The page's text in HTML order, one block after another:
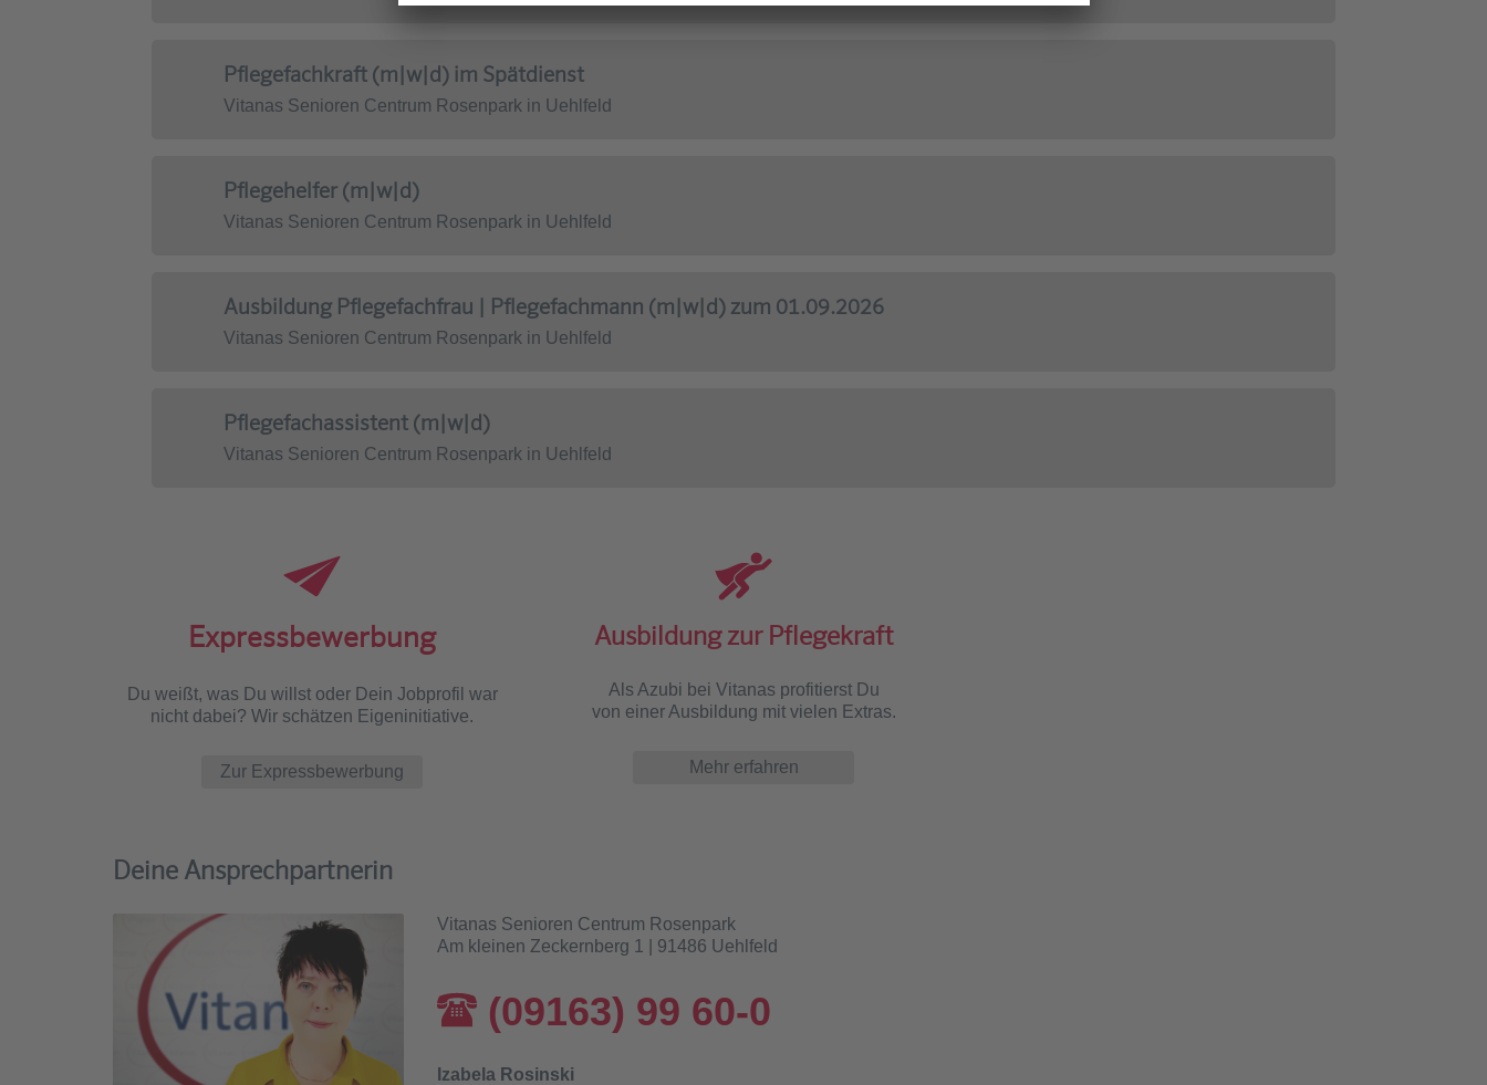
Pflegefachkraft (m|w|d) im Spätdienst
Vitanas Senioren Centrum Rosenpark in Uehlfeld
Pflegehelfer (m|w|d)
Vitanas Senioren Centrum Rosenpark in Uehlfeld
Ausbildung Pflegefachfrau | Pflegefachmann (m|w|d) zum 01.09.2026
Vitanas Senioren Centrum Rosenpark in Uehlfeld
Pflegefachassistent (m|w|d)
Vitanas Senioren Centrum Rosenpark in Uehlfeld
Expressbewerbung
Du weißt, was Du willst oder Dein Jobprofil war
nicht dabei? Wir schätzen Eigeninitiative.
Zur Expressbewerbung
Ausbildung zur Pflegekraft
Als Azubi bei Vitanas profitierst Du
von einer Ausbildung mit vielen Extras.
Mehr erfahren
Deine Ansprechpartnerin
Vitanas Senioren Centrum Rosenpark
Am kleinen Zeckernberg 1 | 91486 Uehlfeld
(09163) 99 60-0
Izabela Rosinski